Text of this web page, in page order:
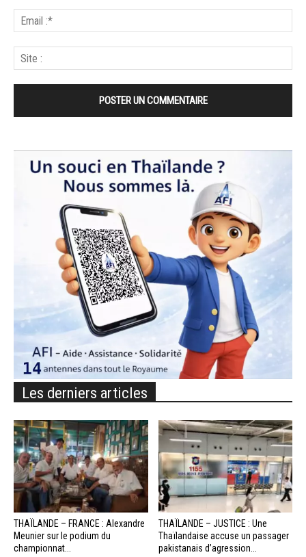
Les derniers articles
THAÏLANDE – FRANCE : Alexandre
Meunier sur le podium du
championnat...
THAÏLANDE – JUSTICE : Une
Thaïlandaise accuse un passager
pakistanais d’agression...